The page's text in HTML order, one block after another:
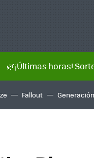
🌿¡Últimas horas!
Fallout